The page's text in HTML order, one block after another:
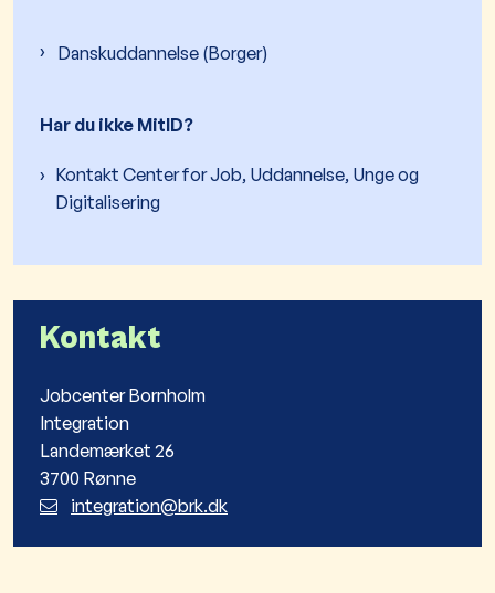
Danskuddannelse (Borger)
Har du ikke MitID?
Kontakt Center for Job, Uddannelse, Unge og
Digitalisering
Kontakt
Jobcenter Bornholm
Integration
Landemærket 26
3700 Rønne
integration@brk.dk